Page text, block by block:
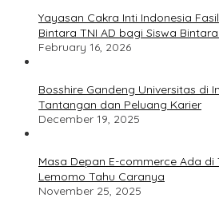
Yayasan Cakra Inti Indonesia
Bintara TNI AD bagi Siswa
February 16, 2026
Bosshire Gandeng Universitas di
Tantangan dan Peluang Karier
December 19, 2025
Masa Depan E-commerce Ada
Lemomo Tahu Caranya
November 25, 2025